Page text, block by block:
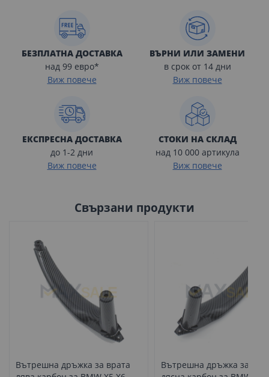
БЕЗПЛАТНА ДОСТАВКА
над 99 евро*
Виж повече
ВЪРНИ ИЛИ ЗАМЕНИ
в срок от 14 дни
Виж повече
ЕКСПРЕСНА ДОСТАВКА
до 1-2 дни
Виж повече
СТОКИ НА СКЛАД
над 10 000 артикула
Виж повече
Свързани продукти
Вътрешна дръжка за врата
Вътрешна дръжка за